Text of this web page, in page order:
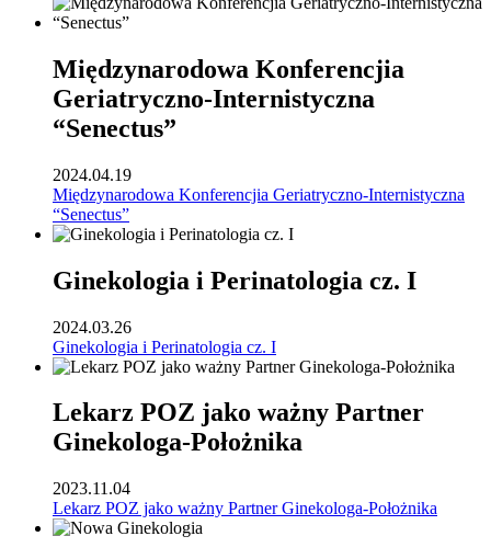
Międzynarodowa Konferencjia
Geriatryczno-Internistyczna
“Senectus”
2024.04.19
Międzynarodowa Konferencjia Geriatryczno-Internistyczna
“Senectus”
Ginekologia i Perinatologia cz. I
2024.03.26
Ginekologia i Perinatologia cz. I
Lekarz POZ jako ważny Partner
Ginekologa-Położnika
2023.11.04
Lekarz POZ jako ważny Partner Ginekologa-Położnika